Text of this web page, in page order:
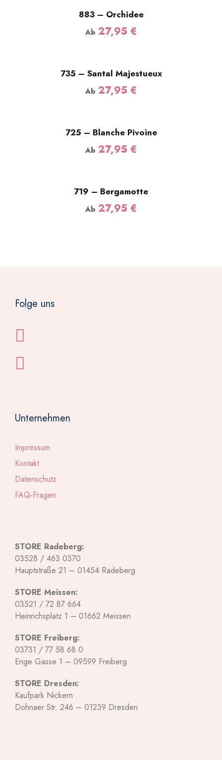
883 – Orchidee
Ab 27,95 €
735 – Santal Majestueux
Ab 27,95 €
725 – Blanche Pivoine
Ab 27,95 €
719 – Bergamotte
Ab 27,95 €
Folge uns
Unternehmen
Impressum
Kontakt
Datenschutz
FAQ-Fragen
STORE Radeberg:
03528 / 463 0370
Hauptstraße 21 – 01454 Radeberg
STORE Meissen:
03521 / 72 87 664
Heinrichsplatz 1 – 01662 Meissen
STORE Freiberg:
03731 / 77 58 68 0
Enge Gasse 1 – 09599 Freiberg
STORE Dresden:
Kaufpark Nickern
Dohnaer Str. 246 – 01239 Dresden